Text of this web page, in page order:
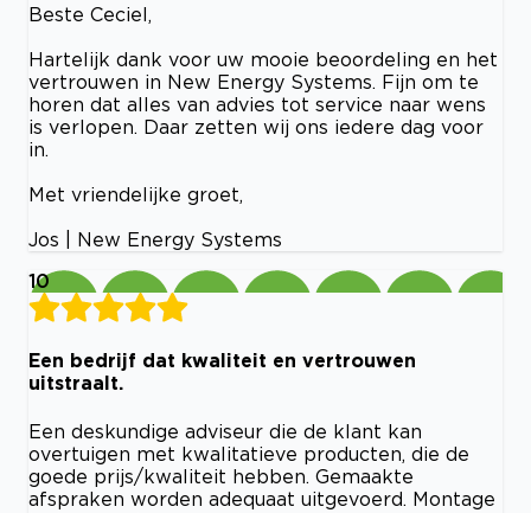
Beste Ceciel,
Hartelijk dank voor uw mooie beoordeling en het
vertrouwen in New Energy Systems. Fijn om te
horen dat alles van advies tot service naar wens
is verlopen. Daar zetten wij ons iedere dag voor
in.
Met vriendelijke groet,
Jos | New Energy Systems
10
Een bedrijf dat kwaliteit en vertrouwen
uitstraalt.
Een deskundige adviseur die de klant kan
overtuigen met kwalitatieve producten, die de
goede prijs/kwaliteit hebben. Gemaakte
afspraken worden adequaat uitgevoerd. Montage